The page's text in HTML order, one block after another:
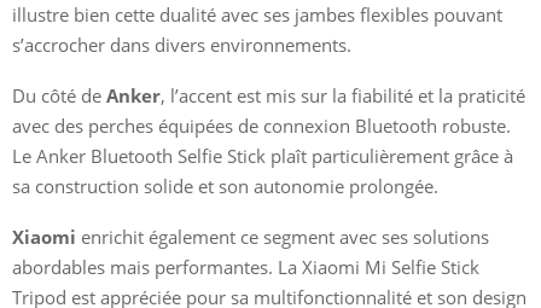
illustre bien cette dualité avec ses jambes flexibles pouvant
s’accrocher dans divers environnements.
Du côté de Anker, l’accent est mis sur la fiabilité et la praticité
avec des perches équipées de connexion Bluetooth robuste.
Le Anker Bluetooth Selfie Stick plaît particulièrement grâce à
sa construction solide et son autonomie prolongée.
Xiaomi enrichit également ce segment avec ses solutions
abordables mais performantes. La Xiaomi Mi Selfie Stick
Tripod est appréciée pour sa multifonctionnalité et son design